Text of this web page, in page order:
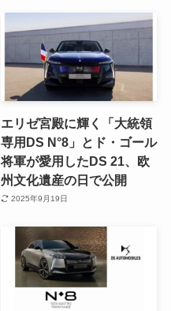
エリゼ宮殿に輝く「大統領
専用DS N°8」とド・ゴール
将軍が愛用したDS 21、欧
州文化遺産の日で公開
2025年9月19日